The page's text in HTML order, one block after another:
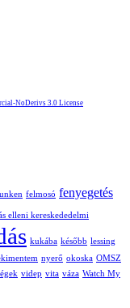
NoDerivs 3.0 License
felmosó fenyegetés
elleni kereskededelmi
kukába később lessing
nyerő okoska OMSZ
videp vita váza Watch My